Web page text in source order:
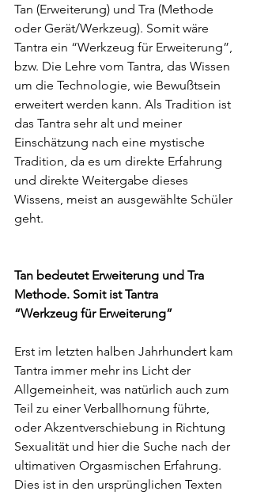
Tan (Erweiterung) und Tra (Methode
oder Gerät/Werkzeug). Somit wäre
Tantra ein “Werkzeug für Erweiterung”,
bzw. Die Lehre vom Tantra, das Wissen
um die Technologie, wie Bewußtsein
erweitert werden kann. Als Tradition ist
das Tantra sehr alt und meiner
Einschätzung nach eine mystische
Tradition, da es um direkte Erfahrung
und direkte Weitergabe dieses
Wissens, meist an ausgewählte Schüler
geht.
Tan bedeutet Erweiterung und Tra
Methode. Somit ist Tantra
“Werkzeug für Erweiterung”
Erst im letzten halben Jahrhundert kam
Tantra immer mehr ins Licht der
Allgemeinheit, was natürlich auch zum
Teil zu einer Verballhornung führte,
oder Akzentverschiebung in Richtung
Sexualität und hier die Suche nach der
ultimativen Orgasmischen Erfahrung.
Dies ist in den ursprünglichen Texten